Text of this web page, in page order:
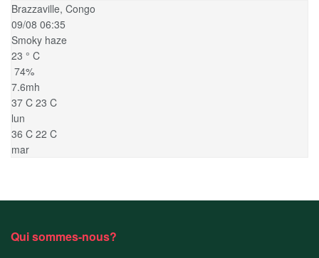
Brazzaville, Congo
09/08 06:35
Smoky haze
23 ° C
74%
7.6mh
37 C 23 C
lun
36 C 22 C
mar
Qui sommes-nous?